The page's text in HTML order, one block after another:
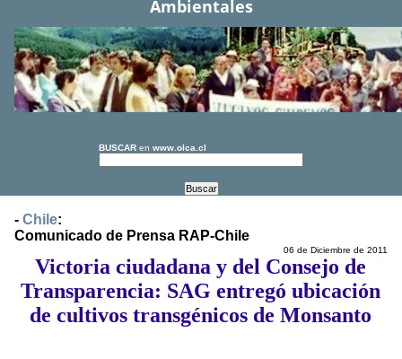
Ambientales
BUSCAR en www.olca.cl
- Chile:
Comunicado de Prensa RAP-Chile
06 de Diciembre de 2011
Victoria ciudadana y del Consejo de
Transparencia: SAG entregó ubicación
de cultivos transgénicos de Monsanto